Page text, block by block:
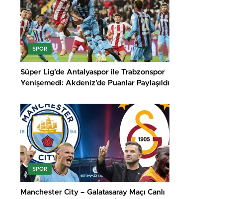
SPOR
Süper Lig’de Antalyaspor ile Trabzonspor
Yenişemedi: Akdeniz’de Puanlar Paylaşıldı
SPOR
Manchester City – Galatasaray Maçı Canlı